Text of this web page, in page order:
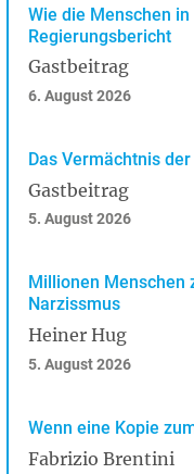
Wie die Menschen
Regierungsbericht
Gastbeitrag
6. August 2026
Das Vermächtnis
Gastbeitrag
5. August 2026
Millionen Menschen
Narzissmus
Heiner Hug
5. August 2026
Wenn eine Kopie
Fabrizio Brentini